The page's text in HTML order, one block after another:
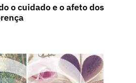
o cuidado e o afeto dos